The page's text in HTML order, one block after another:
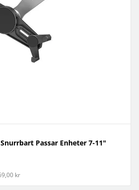
Passar Enheter 7-11"
kr